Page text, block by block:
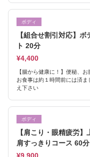
ボディ
【組合せ割引対応】
ト 20分
¥4,400
【腸から健康に！】便秘、
お食事は約１時間前には済
え下さい
ボディ
【肩こり・眼精疲労
肩すっきりコース 60分